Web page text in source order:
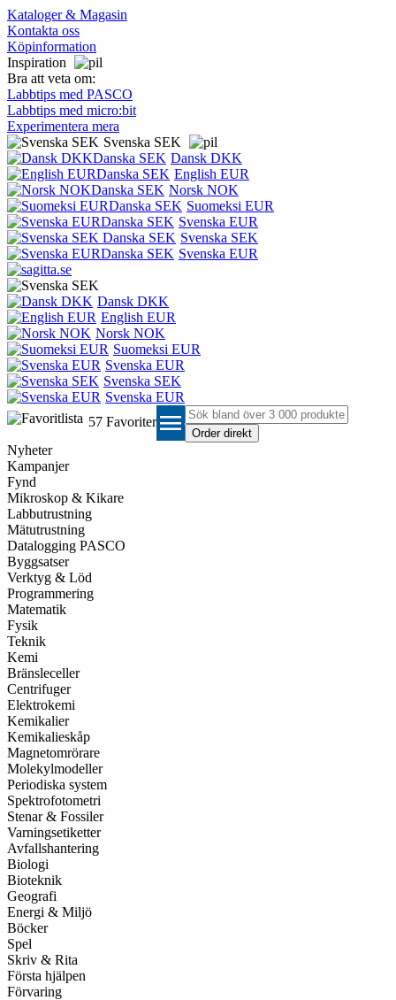
Kataloger & Magasin
Kontakta oss
Köpinformation
Inspiration
Bra att veta om:
Labbtips med PASCO
Labbtips med micro:bit
Experimentera mera
Svenska SEK
Dansk DKK
English EUR
Norsk NOK
Suomeksi EUR
Svenska EUR
Svenska SEK
Svenska EUR
Dansk DKK
English EUR
Norsk NOK
Suomeksi EUR
Svenska EUR
Svenska SEK
Svenska EUR
57 Favoriter menu
Nyheter
Kampanjer
Fynd
Mikroskop & Kikare
Labbutrustning
Mätutrustning
Datalogging PASCO
Byggsatser
Verktyg & Löd
Programmering
Matematik
Fysik
Teknik
Kemi
Bränsleceller
Centrifuger
Elektrokemi
Kemikalier
Kemikalieskåp
Magnetomrörare
Molekylmodeller
Periodiska system
Spektrofotometri
Stenar & Fossiler
Varningsetiketter
Avfallshantering
Biologi
Bioteknik
Geografi
Energi & Miljö
Böcker
Spel
Skriv & Rita
Första hjälpen
Förvaring